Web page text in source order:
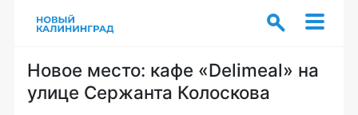
Новое место: кафе «Delimeal» на
улице Сержанта Колоскова